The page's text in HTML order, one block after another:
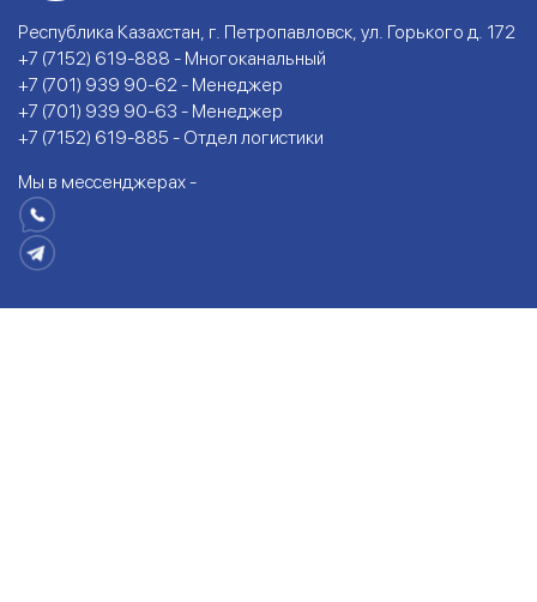
Республика Казахстан, г. Петропавловск, ул. Горького д. 172
+7 (7152) 619-888 - Многоканальный
+7 (701) 939 90-62 - Менеджер
+7 (701) 939 90-63 - Менеджер
+7 (7152) 619-885 - Отдел логистики
Мы в мессенджерах -